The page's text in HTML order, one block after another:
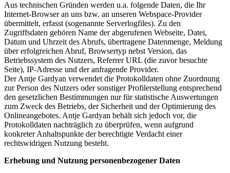
Aus technischen Gründen werden u.a. folgende Daten, die Ihr
Internet-Browser an uns bzw. an unseren Webspace-Provider
übermittelt, erfasst (sogenannte Serverlogfiles). Zu den
Zugriffsdaten gehören Name der abgerufenen Webseite, Datei,
Datum und Uhrzeit des Abrufs, übertragene Datenmenge, Meldung
über erfolgreichen Abruf, Browsertyp nebst Version, das
Betriebssystem des Nutzers, Referrer URL (die zuvor besuchte
Seite), IP-Adresse und der anfragende Provider.
Der Antje Gardyan verwendet die Protokolldaten ohne Zuordnung
zur Person des Nutzers oder sonstiger Profilerstellung entsprechend
den gesetzlichen Bestimmungen nur für statistische Auswertungen
zum Zweck des Betriebs, der Sicherheit und der Optimierung des
Onlineangebotes. Antje Gardyan behält sich jedoch vor, die
Protokolldaten nachträglich zu überprüfen, wenn aufgrund
konkreter Anhaltspunkte der berechtigte Verdacht einer
rechtswidrigen Nutzung besteht.
Erhebung und Nutzung personenbezogener Daten